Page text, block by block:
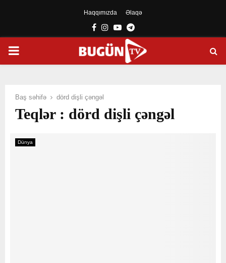
Haqqımızda Əlaqə
Facebook
Instagram
YoutubeTelegram
PRIMARY
Baş səhifə dörd dişli çəngəl
Teqlər : dörd dişli çəngəl
Dünya